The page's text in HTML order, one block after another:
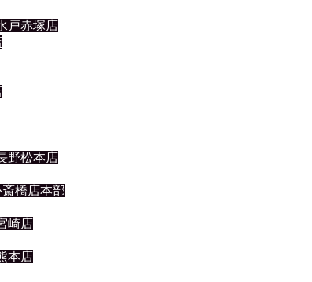
戸赤塚店
野松本店
橋店本部
崎店
本店